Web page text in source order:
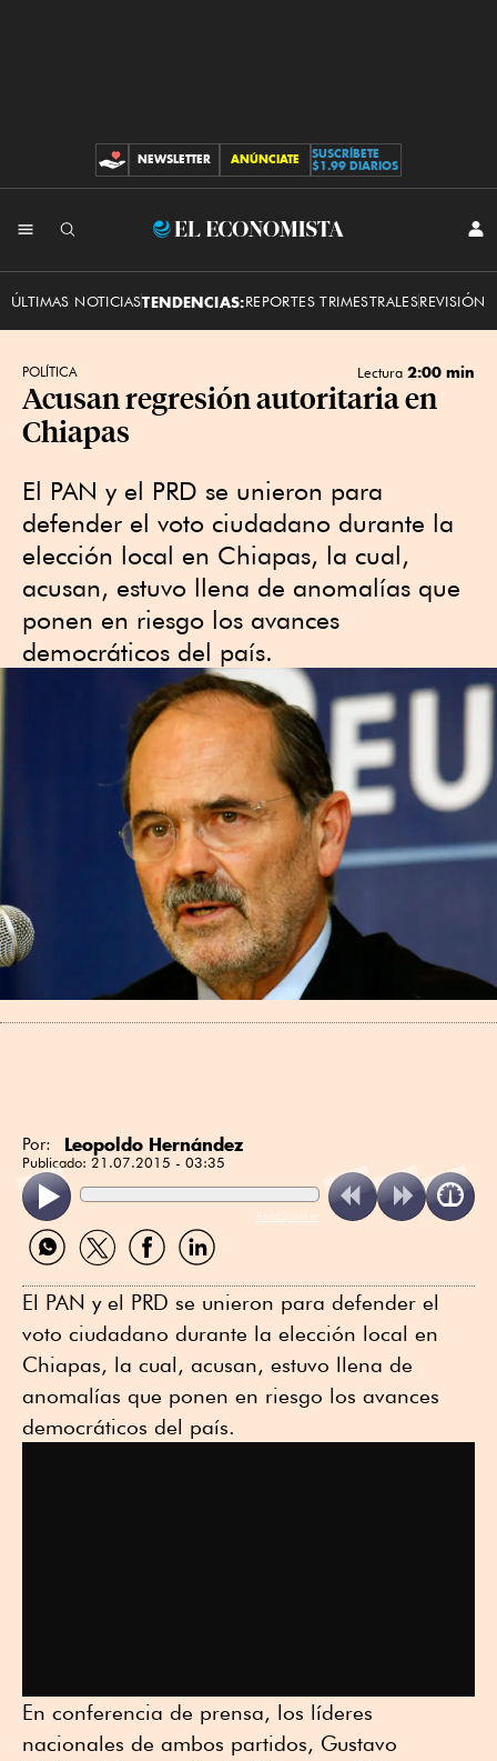
CONTRIBUCIONES
NEWSLETTER ANÚNCIATE
SUSCRÍBETE
$1.99 DIARIOS
El
ÚLTIMAS NOTICIASTENDENCIAS:REPORTES TRIMESTRALESREVISIÓN
POLÍTICA Lectura 2:00 min
Acusan regresión autoritaria en
Chiapas
El PAN y el PRD se unieron para
defender el voto ciudadano durante la
elección local en Chiapas, la cual,
acusan, estuvo llena de anomalías que
ponen en riesgo los avances
democráticos del país.
Por: Leopoldo Hernández
Publicado: 21.07.2015 - 03:35
ReadSpeaker
Compartir
por
Compartir
por
Compartir
por
Compartir
por
El PAN y el PRD se unieron para defender el
voto ciudadano durante la elección local en
Chiapas, la cual, acusan, estuvo llena de
anomalías que ponen en riesgo los avances
democráticos del país.
En conferencia de prensa, los líderes
nacionales de ambos partidos, Gustavo